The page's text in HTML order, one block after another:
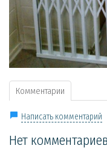
Комментарии
Написать комментарий
Нет